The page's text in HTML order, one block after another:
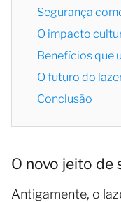
Segurança
O impacto
Benefícios que
O futuro do
Conclusão
O novo jeito de
Antigamente, o